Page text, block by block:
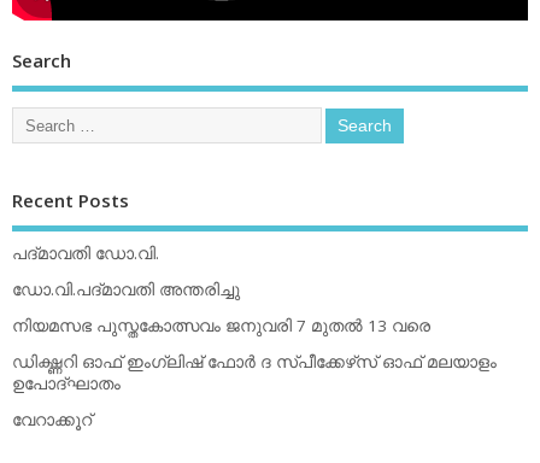
Search
Recent Posts
പദ്മാവതി ഡോ.വി.
ഡോ.വി.പദ്മാവതി അന്തരിച്ചു
നിയമസഭ പുസ്തകോത്സവം ജനുവരി 7 മുതല്‍ 13 വരെ
ഡിക്ഷ്ണറി ഓഫ് ഇംഗ്ലിഷ് ഫോര്‍ ദ സ്പീക്കേഴ്‌സ് ഓഫ് മലയാളം
ഉപോദ്ഘാതം
വേറാക്കൂറ്